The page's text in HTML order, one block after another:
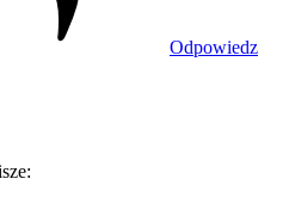
Odpowiedz